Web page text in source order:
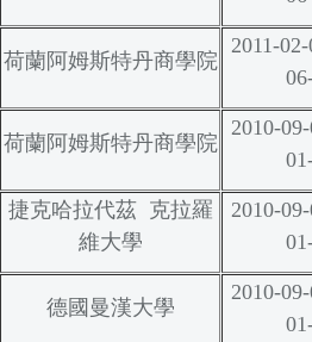
荷蘭阿姆斯特丹商學院
2011-
荷蘭阿姆斯特丹商學院
2010-
捷克哈拉代茲 克拉羅
維大學
2010-
德國曼漢大學
2010-